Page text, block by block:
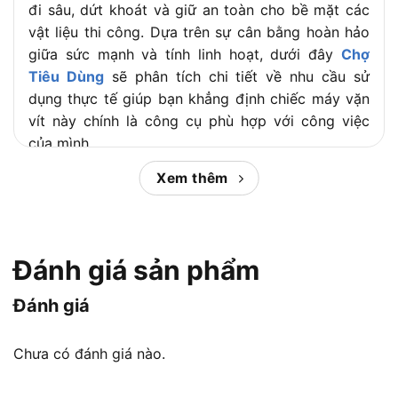
đi sâu, dứt khoát và giữ an toàn cho bề mặt các
vật liệu thi công. Dựa trên sự cân bằng hoàn hảo
giữa sức mạnh và tính linh hoạt, dưới đây Chợ
Tiêu Dùngsẽ phân tích chi tiết về nhu cầu sử
dụng thực tế giúp bạn khẳng định chiếc máy vặn
vít này chính là công cụ phù hợp với công việc
của mình.
Nội dung chính:
phù hợp nhu cầu nào?
Xem thêm
Đánh giá sản phẩm
Đánh giá
Chưa có đánh giá nào.